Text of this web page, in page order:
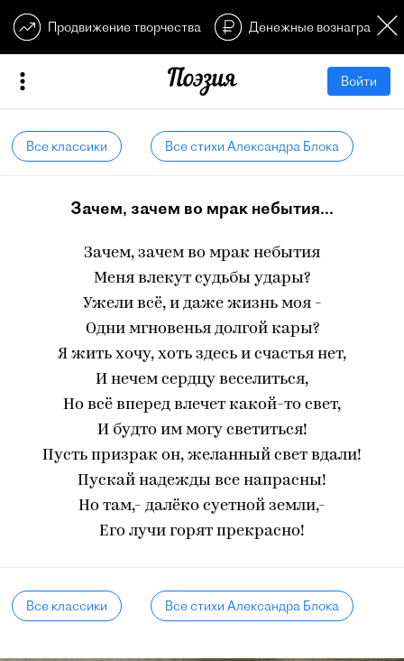
Продвижение творчества Денежные
Войти
Все классики Все стихи Александра Блока
Зачем, зачем во мрак небытия...
Зачем, зачем во мрак небытия
Меня влекут судьбы удары?
Ужели всё, и даже жизнь моя -
Одни мгновенья долгой кары?
Я жить хочу, хоть здесь и счастья нет,
И нечем сердцу веселиться,
Но всё вперед влечет какой-то свет,
И будто им могу светиться!
Пусть призрак он, желанный свет вдали!
Пускай надежды все напрасны!
Но там,- далёко суетной земли,-
Его лучи горят прекрасно!
Все классики Все стихи Александра Блока